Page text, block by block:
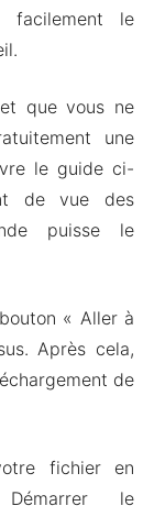
facilement le
que vous ne
une
le guide ci-
de vue des
puisse le
« Aller à
Après cela,
de
fichier en
le